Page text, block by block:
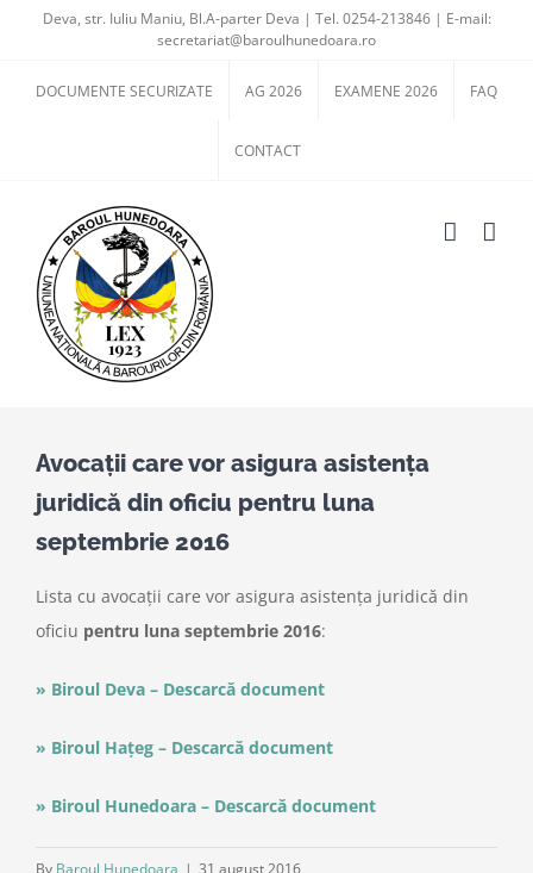
content
Deva, str. Iuliu Maniu, Bl.A-parter Deva | Tel. 0254-213846 | E-mail:
secretariat@baroulhunedoara.ro
DOCUMENTE SECURIZATE AG 2026 EXAMENE 2026 FAQ
CONTACT
Avocații care vor asigura asistența
juridică din oficiu pentru luna
septembrie 2016
Lista cu avocații care vor asigura asistența juridică din
oficiu pentru luna septembrie 2016:
» Biroul Deva – Descarcă document
» Biroul Hațeg – Descarcă document
» Biroul Hunedoara – Descarcă document
By Baroul Hunedoara | 31 august 2016